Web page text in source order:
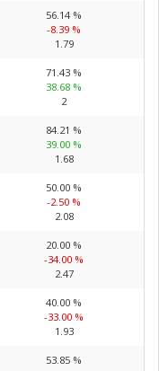
56.14 %
-8.39 %
1.79
71.43 %
38.68 %
2
84.21 %
39.00 %
1.68
50.00 %
-2.50 %
2.08
20.00 %
-34.00 %
2.47
40.00 %
-33.00 %
1.93
53.85 %